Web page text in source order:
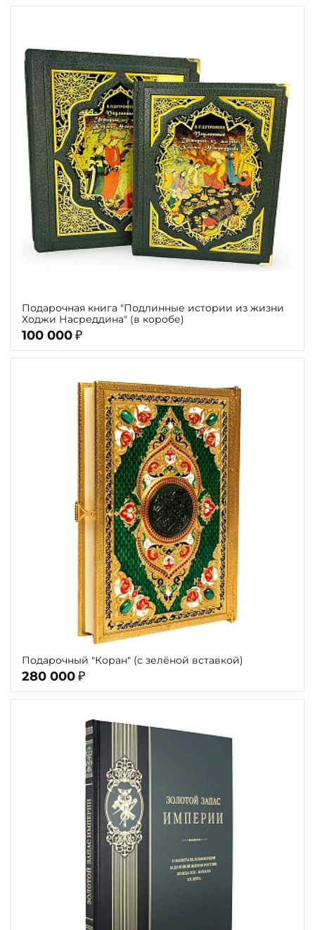
Подарочная книга "Подлинные истории из жизни
Ходжи Насреддина" (в коробе)
100 000 ₽
Подарочный "Коран" (с зелёной вставкой)
280 000 ₽